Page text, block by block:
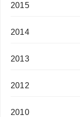
2015
2014
2013
2012
2010